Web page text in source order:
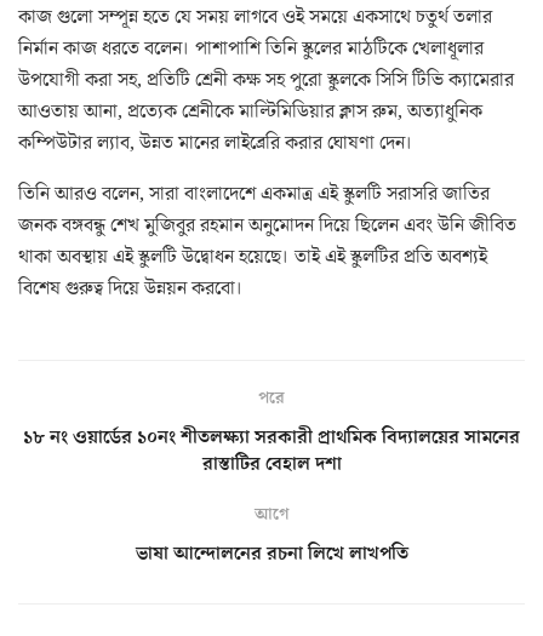
কাজ গুলো সম্পূন্ন হতে যে সময় লাগবে ওই সময়ে একসাথে চতুর্থ তলার
নির্মান কাজ ধরতে বলেন। পাশাপাশি তিনি স্কুলের মাঠটিকে খেলাধূলার
উপযোগী করা সহ, প্রতিটি শ্রেনী কক্ষ সহ পুরো স্কুলকে সিসি টিভি ক্যামেরার
আওতায় আনা, প্রত্যেক শ্রেনীকে মাল্টিমিডিয়ার ক্লাস রুম, অত্যাধুনিক
কম্পিউটার ল্যাব, উন্নত মানের লাইব্রেরি করার ঘোষণা দেন।
তিনি আরও বলেন, সারা বাংলাদেশে একমাত্র এই স্কুলটি সরাসরি জাতির
জনক বঙ্গবন্ধু শেখ মুজিবুর রহমান অনুমোদন দিয়ে ছিলেন এবং উনি জীবিত
থাকা অবস্থায় এই স্কুলটি উদ্বোধন হয়েছে। তাই এই স্কুলটির প্রতি অবশ্যই
বিশেষ গুরুত্ব দিয়ে উন্নয়ন করবো।
পরে
১৮ নং ওয়ার্ডের ১০নং শীতলক্ষ্যা সরকারী প্রাথমিক বিদ্যালয়ের সামনের
রাস্তাটির বেহাল দশা
আগে
ভাষা আন্দোলনের রচনা লিখে লাখপতি